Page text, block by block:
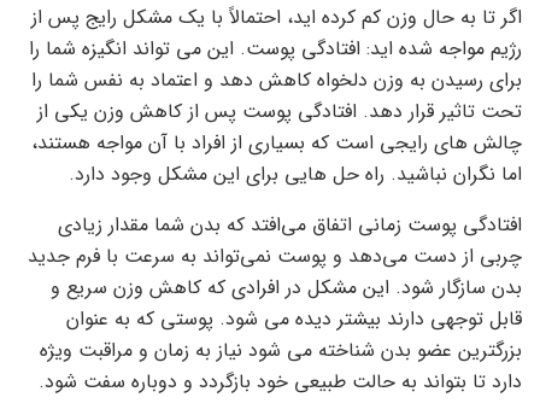
اگر تا به حال وزن کم کرده اید، احتمالاً با یک مشکل رایج پس از
رژیم مواجه شده اید: افتادگی پوست. این می تواند انگیزه شما را
برای رسیدن به وزن دلخواه کاهش دهد و اعتماد به نفس شما را
تحت تاثیر قرار دهد. افتادگی پوست پس از کاهش وزن یکی از
چالش های رایجی است که بسیاری از افراد با آن مواجه هستند،
اما نگران نباشید. راه حل هایی برای این مشکل وجود دارد.
افتادگی پوست زمانی اتفاق می‌افتد که بدن شما مقدار زیادی
چربی از دست می‌دهد و پوست نمی‌تواند به سرعت با فرم جدید
بدن سازگار شود. این مشکل در افرادی که کاهش وزن سریع و
قابل توجهی دارند بیشتر دیده می شود. پوستی که به عنوان
بزرگترین عضو بدن شناخته می شود نیاز به زمان و مراقبت ویژه
دارد تا بتواند به حالت طبیعی خود بازگردد و دوباره سفت شود.